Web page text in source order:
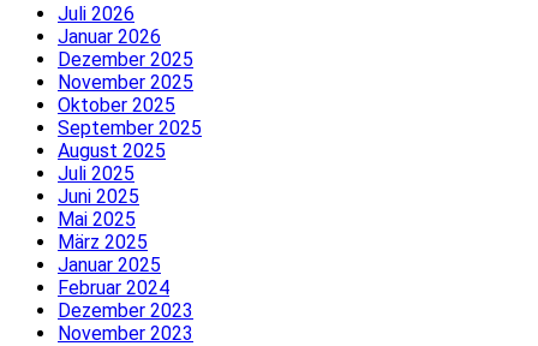
Juli 2026
Januar 2026
Dezember 2025
November 2025
Oktober 2025
September 2025
August 2025
Juli 2025
Juni 2025
Mai 2025
März 2025
Januar 2025
Februar 2024
Dezember 2023
November 2023